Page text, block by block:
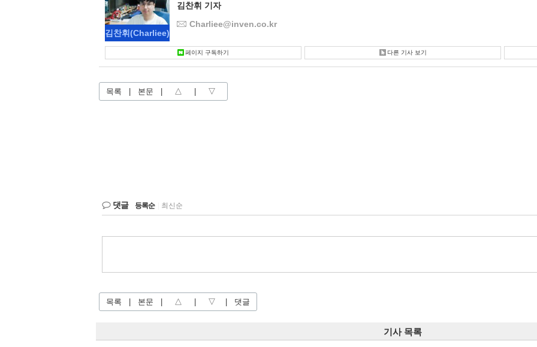
김찬휘(Charliee)
김찬휘 기자
Charliee@inven.co.kr
페이지 구독하기 다른 기사 보기
목록 본문 △ ▽
댓글 등록순 최신순
목록 본문 △ ▽ 댓글
기사 목록